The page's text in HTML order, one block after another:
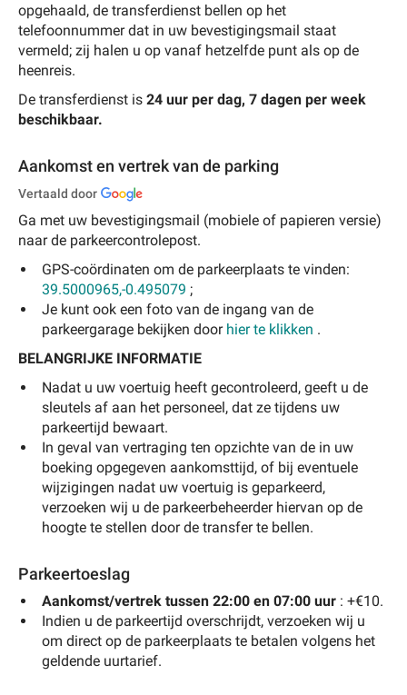
opgehaald, de transferdienst bellen op het
telefoonnummer dat in uw bevestigingsmail staat
vermeld; zij halen u op vanaf hetzelfde punt als op de
heenreis.
De transferdienst is 24 uur per dag, 7 dagen per week
beschikbaar.
Aankomst en vertrek van de parking
Vertaald door
Ga met uw bevestigingsmail (mobiele of papieren versie)
naar de parkeercontrolepost.
GPS-coördinaten om de parkeerplaats te vinden:
39.5000965,-0.495079 ;
Je kunt ook een foto van de ingang van de
parkeergarage bekijken door hier te klikken .
BELANGRIJKE INFORMATIE
Nadat u uw voertuig heeft gecontroleerd, geeft u de
sleutels af aan het personeel, dat ze tijdens uw
parkeertijd bewaart.
In geval van vertraging ten opzichte van de in uw
boeking opgegeven aankomsttijd, of bij eventuele
wijzigingen nadat uw voertuig is geparkeerd,
verzoeken wij u de parkeerbeheerder hiervan op de
hoogte te stellen door de transfer te bellen.
Parkeertoeslag
Aankomst/vertrek tussen 22:00 en 07:00 uur : +€10.
Indien u de parkeertijd overschrijdt, verzoeken wij u
om direct op de parkeerplaats te betalen volgens het
geldende uurtarief.